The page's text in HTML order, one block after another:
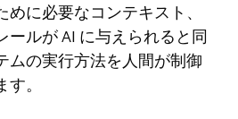
に必要なコンテキスト、
ルが AI に与えられると同
ムの実行方法を人間が制御
。